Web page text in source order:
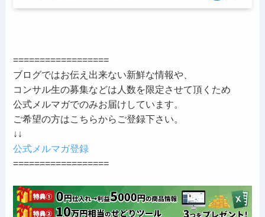
==================
ブログではお伝え出来ない新鮮な情報や、
コンサル生の募集などは人数を限定させて頂くため
公式メルマガでのみお届けしています。
ご希望の方はこちらからご登録下さい。
↓↓
公式メルマガ登録
==================